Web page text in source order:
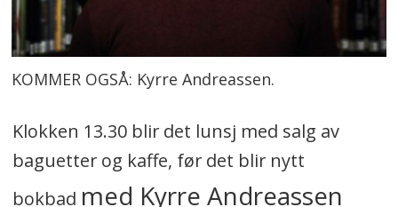
KOMMER OGSÅ: Kyrre Andreassen.
Klokken 13.30 blir det lunsj med salg av
baguetter og kaffe, før det blir nytt
bokbad med Kyrre Andreassen